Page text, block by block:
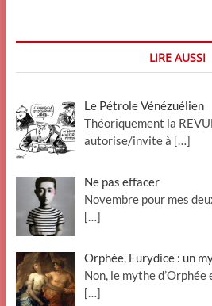
LIRE AUSSI
Le Pétrole Vénézuélien
Théoriquement la
autorise/invite à […]
Ne pas effacer
Novembre pour mes
[…]
Orphée, Eurydice : un
Non, le mythe d’Orphée
[…]